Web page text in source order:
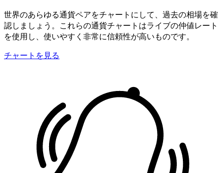
世界のあらゆる通貨ペアをチャートにして、過去の相場を確
認しましょう。これらの通貨チャートはライブの仲値レート
を使用し、使いやすく非常に信頼性が高いものです。
チャートを見る